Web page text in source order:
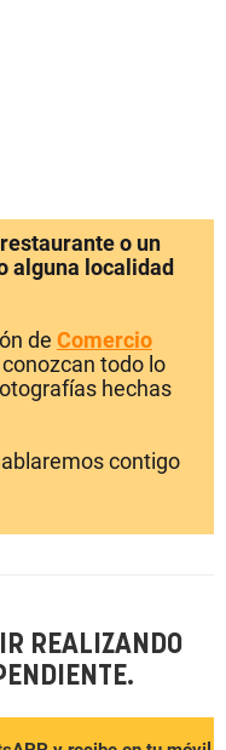
o un
alguna localidad
de Comercio
todo lo
hechas
contigo
REALIZANDO